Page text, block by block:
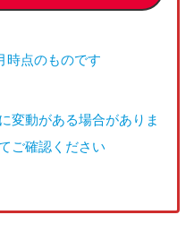
時点のものです
変動がある場合がありま
ご確認ください